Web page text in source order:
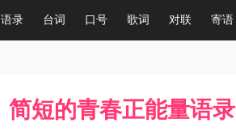
语录 台词 口号 歌词 对联 寄语
简短的青春正能量语录